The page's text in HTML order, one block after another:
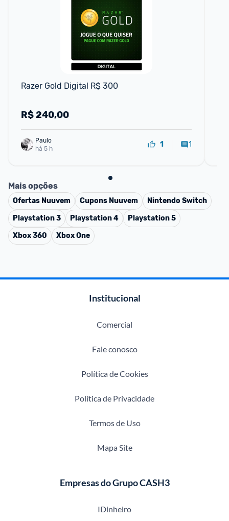
Razer Gold Digital R$ 300
R$240,00
Paulo
há 5 h
1 1
Mais opções
Ofertas Nuuvem Cupons Nuuvem
Nintendo Switch
Playstation 3
Playstation 4
Playstation 5
Xbox 360
Xbox One
Institucional
Comercial
Fale conosco
Política de Cookies
Política de Privacidade
Termos de Uso
Mapa Site
Empresas do Grupo CASH3
IDinheiro